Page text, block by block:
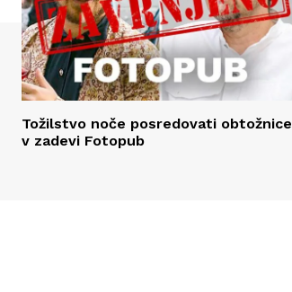
Tožilstvo noče posredovati obtožnice
v zadevi Fotopub